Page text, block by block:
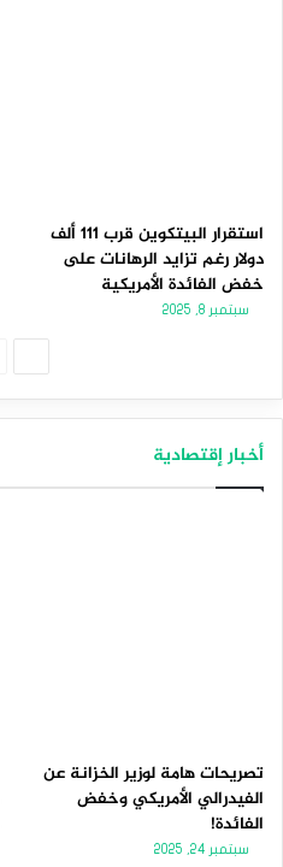
استقرار البيتكوين قرب 111 ألف
دولار رغم تزايد الرهانات على
خفض الفائدة الأمريكية
سبتمبر 8, 2025
أخبار إقتصادية
تصريحات هامة لوزير الخزانة عن
الفيدرالي الأمريكي وخفض
الفائدة!
سبتمبر 24, 2025